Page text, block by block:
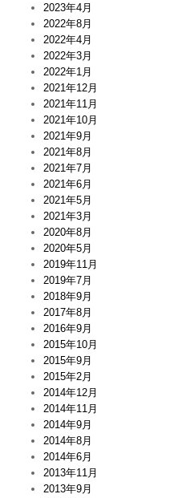
2023年4月
2022年8月
2022年4月
2022年3月
2022年1月
2021年12月
2021年11月
2021年10月
2021年9月
2021年8月
2021年7月
2021年6月
2021年5月
2021年3月
2020年8月
2020年5月
2019年11月
2019年7月
2018年9月
2017年8月
2016年9月
2015年10月
2015年9月
2015年2月
2014年12月
2014年11月
2014年9月
2014年8月
2014年6月
2013年11月
2013年9月